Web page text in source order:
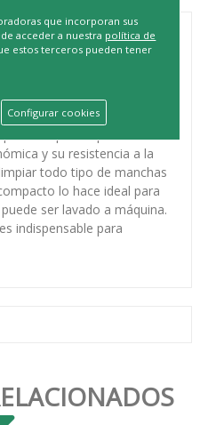
VERDE es un producto
Está fabricado con la
de alta calidad y
y su resistencia a la
todo tipo de manchas
lo hace ideal para
ser lavado a máquina.
indispensable para
que incorporan sus
acceder a nuestra política de
estos terceros pueden tener
Configurar cookies